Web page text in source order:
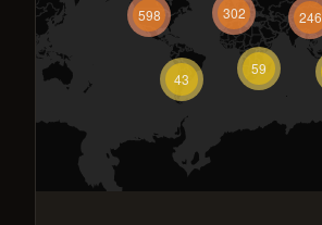
246
598
43
59
302